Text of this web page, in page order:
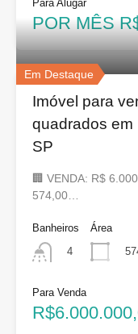
Para Alugar
POR MÊS
Em Destaque
Imóvel para
quadrados em
SP
🏢 VENDA: R$
574,00…
Banheiros
4
Área
Para Venda